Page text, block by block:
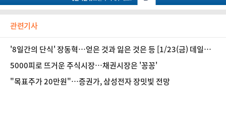
관련기사
'8일간의 단식' 장동혁…얻은 것과 잃은 것은 등 [1/23(금) 데일리
안 출근길 뉴스]
5000피로 뜨거운 주식시장…채권시장은 '꽁꽁'
"목표주가 20만원"…증권가, 삼성전자 장밋빛 전망